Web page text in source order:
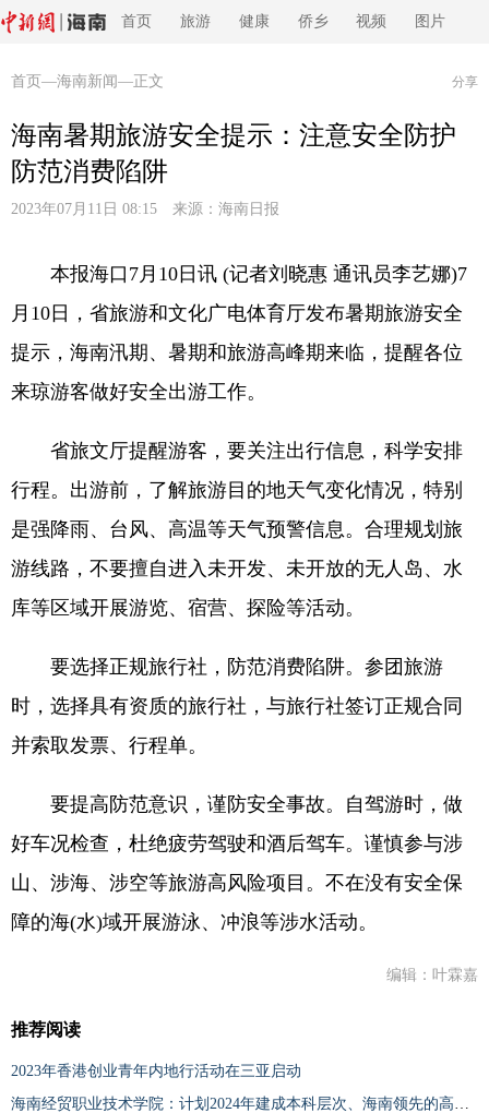
首页 旅游 健康 侨乡 视频 图片
首页 —海南新闻—正文 分享
海南暑期旅游安全提示：注意安全防护
防范消费陷阱
2023年07月11日 08:15 来源： 海南日报
本报海口7月10日讯 (记者刘晓惠 通讯员李艺娜)7
月10日，省旅游和文化广电体育厅发布暑期旅游安全
提示，海南汛期、暑期和旅游高峰期来临，提醒各位
来琼游客做好安全出游工作。
省旅文厅提醒游客，要关注出行信息，科学安排
行程。出游前，了解旅游目的地天气变化情况，特别
是强降雨、台风、高温等天气预警信息。合理规划旅
游线路，不要擅自进入未开发、未开放的无人岛、水
库等区域开展游览、宿营、探险等活动。
要选择正规旅行社，防范消费陷阱。参团旅游
时，选择具有资质的旅行社，与旅行社签订正规合同
并索取发票、行程单。
要提高防范意识，谨防安全事故。自驾游时，做
好车况检查，杜绝疲劳驾驶和酒后驾车。谨慎参与涉
山、涉海、涉空等旅游高风险项目。不在没有安全保
障的海(水)域开展游泳、冲浪等涉水活动。
编辑：叶霖嘉
推荐阅读
2023年香港创业青年内地行活动在三亚启动
海南经贸职业技术学院：计划2024年建成本科层次、海南领先的高水平职业技术大学